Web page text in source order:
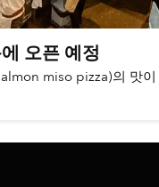
오픈 예정
miso pizza)의 맛